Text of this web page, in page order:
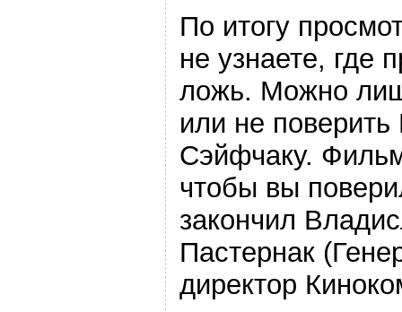
По итогу
не узнаете, где
ложь. Можно
или не
Сэйфчаку.
чтобы вы
закончил
Пастернак
директор